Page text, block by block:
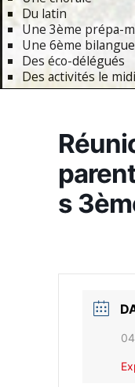
Du latin
Une 3ème prépa-
Une 6ème bilangue
Des éco-délégués
Des activités le midi
s